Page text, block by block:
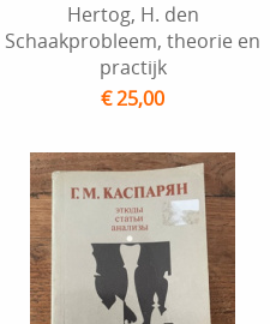
Hertog, H. den
Schaakprobleem, theorie en
practijk
€ 25,00